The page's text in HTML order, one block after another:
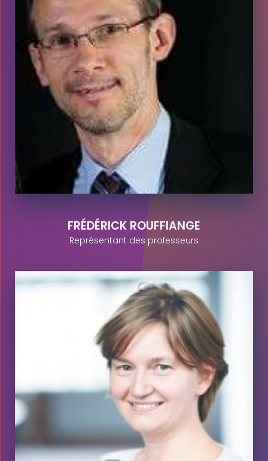
FRÉDÉRICK ROUFFIANGE
Représentant des professeurs